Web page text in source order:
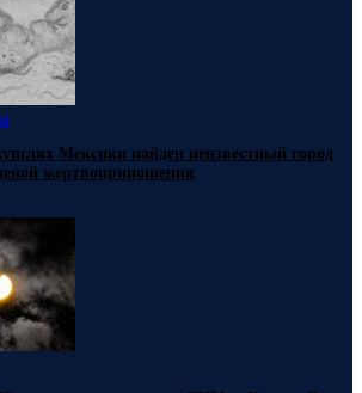
Мексики найден неизвестный город
жертвоприношения